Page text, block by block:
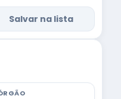
Salvar na lista